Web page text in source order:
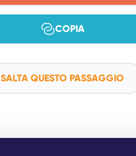
COPIA
SALTA QUESTO PASSAGGIO